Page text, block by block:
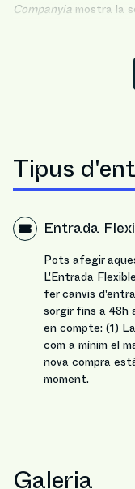
Companyia mostra la
Més de 3 milions de
Tipus
Entrada
Pots afegir
L'Entrada
fer canvis
sorgir fins a 48h
en compte: (1)
com a mínim el
nova compra
moment.
Galeria